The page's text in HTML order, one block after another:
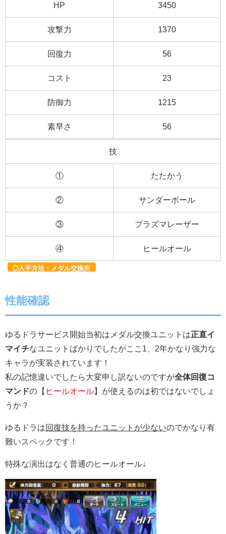
HP 3450
攻撃力 1370
回復力 56
コスト 23
防御力 1215
素早さ 56
技
① たたかう
② サンダーボール
③ プラズマレーザー
④ ヒールオール
入手方法：メダル交換所
性能確認
ゆるドラサービス開始当初はメダル交換ユニットは正直イ
マイチなユニットばかりでしたがここ1、2年かなり強力な
キャラが実装されています！
私の記憶違いでしたら大変申し訳ないのですが全体回復コ
マンドの【 ヒールオール】が使えるのは初ではないでしょ
うか？
ゆるドラは回復技を持ったユニットが少ないのでかなり有
難いスペックです！
特殊な演出はなく普通のヒールオール↓